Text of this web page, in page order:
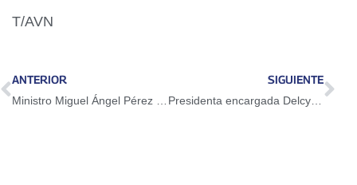
T/AVN
ANTERIOR SIGUIENTE
Presidenta encargada Delcy Rodríguez designa a Gabriela Simoza como nueva viceministra de Cultura